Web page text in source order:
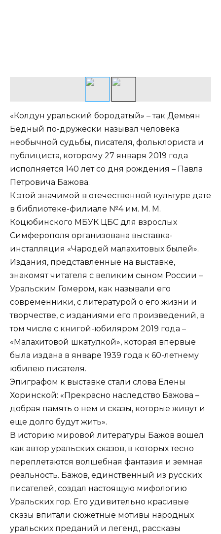
«Колдун уральский бородатый» – так Демьян
Бедный по-дружески называл человека
необычной судьбы, писателя, фольклориста и
публициста, которому 27 января 2019 года
исполняется 140 лет со дня рождения – Павла
Петровича Бажова.
К этой значимой в отечественной культуре дате
в библиотеке-филиале №4 им. М. М.
Коцюбинского МБУК ЦБС для взрослых
Симферополя организована выставка-
инсталляция «Чародей малахитовых былей».
Издания, представленные на выставке,
знакомят читателя с великим сыном России –
Уральским Гомером, как называли его
современники, с литературой о его жизни и
творчестве, с изданиями его произведений, в
том числе с книгой-юбиляром 2019 года –
«Малахитовой шкатулкой», которая впервые
была издана в январе 1939 года к 60-летнему
юбилею писателя.
Эпиграфом к выставке стали слова Елены
Хоринской: «Прекрасно наследство Бажова –
добрая память о нем и сказы, которые живут и
еще долго будут жить».
В историю мировой литературы Бажов вошел
как автор уральских сказов, в которых тесно
переплетаются волшебная фантазия и земная
реальность. Бажов, единственный из русских
писателей, создал настоящую мифологию
Уральских гор. Его удивительно красивые
сказы впитали сюжетные мотивы народных
уральских преданий и легенд, рассказы